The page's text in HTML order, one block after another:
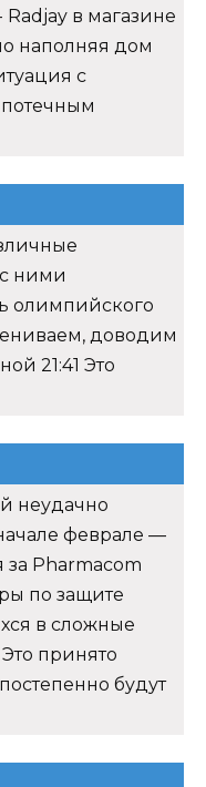
в магазине
наполняя дом
с
ними
олимпийского
доводим
21:41 Это
неудачно
феврале —
за Pharmacom
по защите
в сложные
принято
будут